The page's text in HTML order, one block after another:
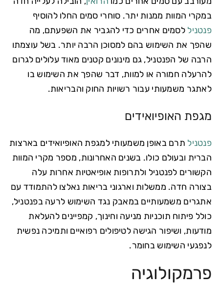
במקרי המוות ממנות יתר. סוחרי סמים החלו להוסיף
פנטניל לסמים אחרים כדי להגביר את השפעתם, מה
שהפך את השימוש בהם למסוכן הרבה יותר. בשל עוצמתו
הרבה של הפנטניל, גם מינונים קטנים מאוד עלולים לגרום
להרעלה חמורה או למוות, דבר שהפך את השימוש בו
לאתגר משמעותי עבור רשויות החוק והבריאות.
מגפת האופיואידים
פנטניל תרם באופן משמעותי למגפת האופיואידים בארצות
הברית ובעולם כולו. בשנים האחרונות, מספר מקרי המוות
הקשורים לפנטניל ולתרופות אופיאטיות אחרות עלה
בצורה חדה. ממשלות וארגוני בריאות נאלצו להתמודד עם
אתגרים משמעותיים במאבק נגד השימוש לרעה בפנטניל,
כולל פיתוח תוכניות מניעה וחינוך, קמפיינים להעלאת
מודעות, ושיפור הגישה לטיפולים רפואיים ותמיכה נפשית
לנפגעי השימוש בחומר.
פרמקולוגיה